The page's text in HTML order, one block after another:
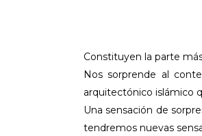
Constituyen la parte
Nos sorprende al
arquitectónico islámico
Una sensación de
tendremos nuevas